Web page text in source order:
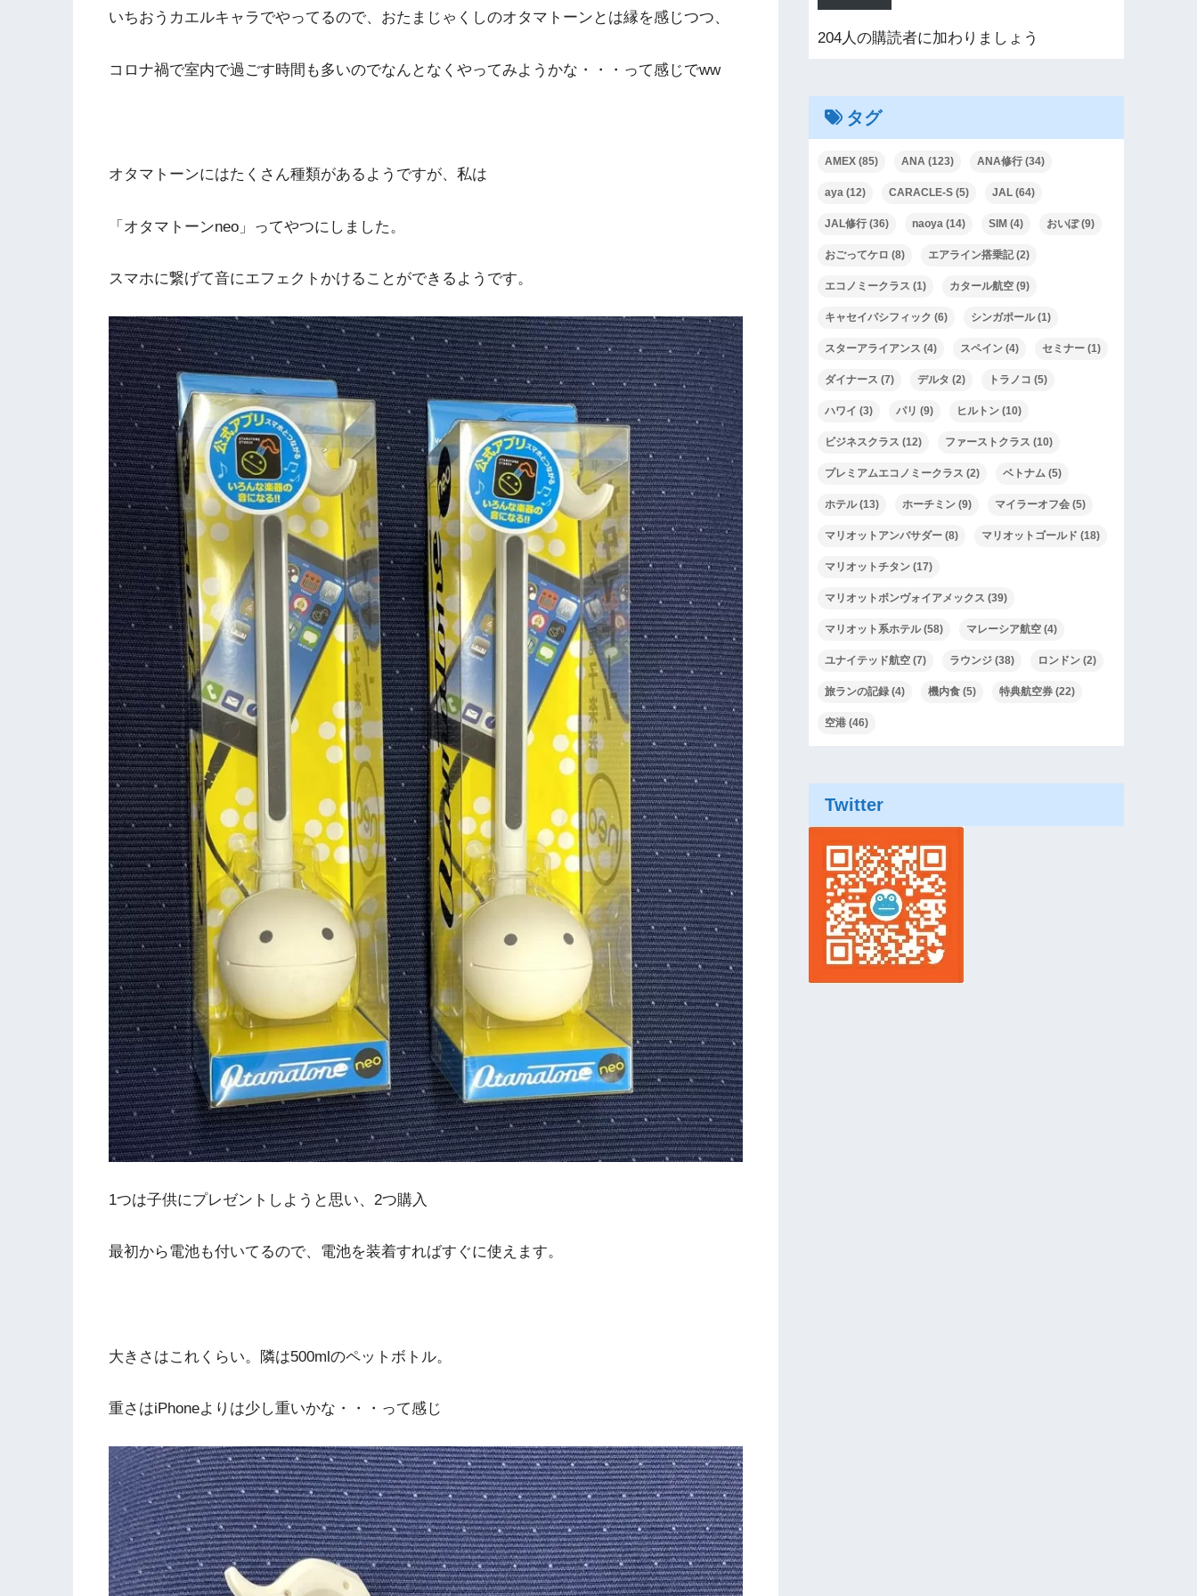
いちおうカエルキャラでやってるので、おたまじゃくしのオタマトーンとは縁を感じつつ、
コロナ禍で室内で過ごす時間も多いのでなんとなくやってみようかな・・・って感じでww
オタマトーンにはたくさん種類があるようですが、私は
「オタマトーンneo」ってやつにしました。
スマホに繋げて音にエフェクトかけることができるようです。
1つは子供にプレゼントしようと思い、2つ購入
最初から電池も付いてるので、電池を装着すればすぐに使えます。
大きさはこれくらい。隣は500mlのペットボトル。
重さはiPhoneよりは少し重いかな・・・って感じ
204人の購読者に加わりましょう
タグ
AMEX (85) ANA (123) ANA修行 (34)
aya (12) CARACLE-S (5) JAL (64)
JAL修行 (36) naoya (14) SIM (4) おいぽ(9)
おごってケロ (8) エアライン搭乗記(2)
エコノミークラス (1) カタール航空 (9)
キャセイパシフィック (6) シンガポール(1)
スターアライアンス (4) スペイン (4) セミナー (1)
ダイナース (7) デルタ (2) トラノコ (5)
ハワイ (3) パリ (9) ヒルトン (10)
ビジネスクラス (12) ファーストクラス (10)
プレミアムエコノミークラス (2) ベトナム (5)
ホテル(13) ホーチミン (9) マイラーオフ会 (5)
マリオットアンバサダー (8) マリオットゴールド (18)
マリオットチタン (17)
マリオットボンヴォイアメックス (39)
マリオット系ホテル(58) マレーシア航空 (4)
ユナイテッド航空 (7) ラウンジ (38) ロンドン (2)
旅ランの記録 (4) 機内食 (5) 特典航空券 (22)
空港 (46)
Twitter